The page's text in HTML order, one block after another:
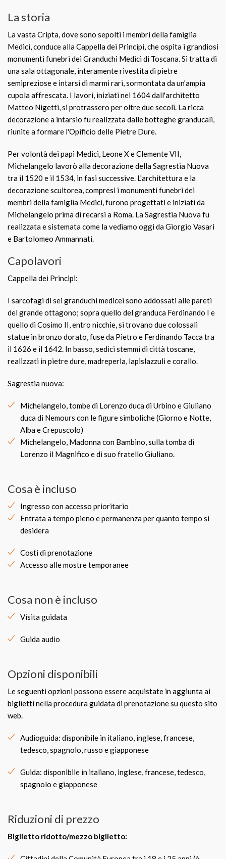
La storia
La vasta Cripta, dove sono sepolti i membri della famiglia
Medici, conduce alla Cappella dei Principi, che ospita i grandiosi
monumenti funebri dei Granduchi Medici di Toscana. Si tratta di
una sala ottagonale, interamente rivestita di pietre
semipreziose e intarsi di marmi rari, sormontata da un'ampia
cupola affrescata. I lavori, iniziati nel 1604 dall'architetto
Matteo Nigetti, si protrassero per oltre due secoli. La ricca
decorazione a intarsio fu realizzata dalle botteghe granducali,
riunite a formare l'Opificio delle Pietre Dure.
Per volontà dei papi Medici, Leone X e Clemente VII,
Michelangelo lavorò alla decorazione della Sagrestia Nuova
tra il 1520 e il 1534, in fasi successive. L'architettura e la
decorazione scultorea, compresi i monumenti funebri dei
membri della famiglia Medici, furono progettati e iniziati da
Michelangelo prima di recarsi a Roma. La Sagrestia Nuova fu
realizzata e sistemata come la vediamo oggi da Giorgio Vasari
e Bartolomeo Ammannati.
Capolavori
Cappella dei Principi:
I sarcofagi di sei granduchi medicei sono addossati alle pareti
del grande ottagono; sopra quello del granduca Ferdinando I e
quello di Cosimo II, entro nicchie, si trovano due colossali
statue in bronzo dorato, fuse da Pietro e Ferdinando Tacca tra
il 1626 e il 1642. In basso, sedici stemmi di città toscane,
realizzati in pietre dure, madreperla, lapislazzuli e corallo.
Sagrestia nuova:
Michelangelo, tombe di Lorenzo duca di Urbino e Giuliano
duca di Nemours con le figure simboliche (Giorno e Notte,
Alba e Crepuscolo)
Michelangelo, Madonna con Bambino, sulla tomba di
Lorenzo il Magnifico e di suo fratello Giuliano.
Cosa è incluso
Ingresso con accesso prioritario
Entrata a tempo pieno e permanenza per quanto tempo si
desidera
Costi di prenotazione
Accesso alle mostre temporanee
Cosa non è incluso
Visita guidata
Guida audio
Opzioni disponibili
Le seguenti opzioni possono essere acquistate in aggiunta ai
biglietti nella procedura guidata di prenotazione su questo sito
web.
Audioguida: disponibile in italiano, inglese, francese,
tedesco, spagnolo, russo e giapponese
Guida: disponibile in italiano, inglese, francese, tedesco,
spagnolo e giapponese
Riduzioni di prezzo
Biglietto ridotto/mezzo biglietto: